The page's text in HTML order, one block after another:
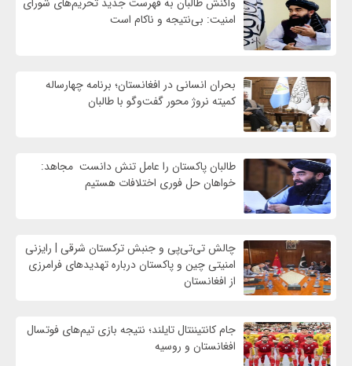
امنیت: بی‌نتیجه و ناکام است
بحران انسانی در افغانستان؛ برنامه چهار‌ساله
کمیته نروژ محور گفت‌وگو با طالبان
طالبان پاکستان را عامل تنش دانست مجاهد:
خواهان حل فوری اختلافات هستیم
چالش تی‌تی‌پی و جنبش ترکستان شرقی | رایزنی
امنیتی چین و پاکستان درباره تهدیدهای فرامرزی
از افغانستان
جام کانتیننتال تایلند؛ نتیجه بازی تیم‌های فوتسال
افغانستان و روسیه